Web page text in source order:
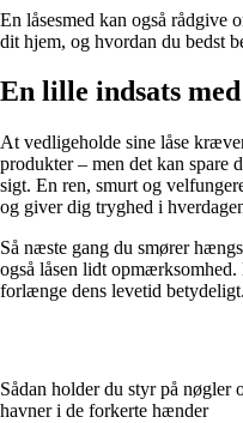
En låsesmed kan også rådgive
dit hjem, og hvordan du bedst
En lille indsats
At vedligeholde sine låse
produkter – men det kan spare
sigt. En ren, smurt og
og giver dig tryghed i
Så næste gang du smører
også låsen lidt
forlænge dens levetid betydeligt.
Sådan holder du styr på nøgler
havner i de forkerte hænder